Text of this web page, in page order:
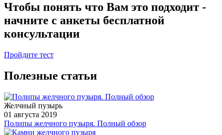
Чтобы понять что Вам это подходит -
начните с анкеты бесплатной
консультации
Пройдите тест
Полезные статьи
Желчный пузырь
01 августа 2019
Полипы желчного пузыря. Полный обзор